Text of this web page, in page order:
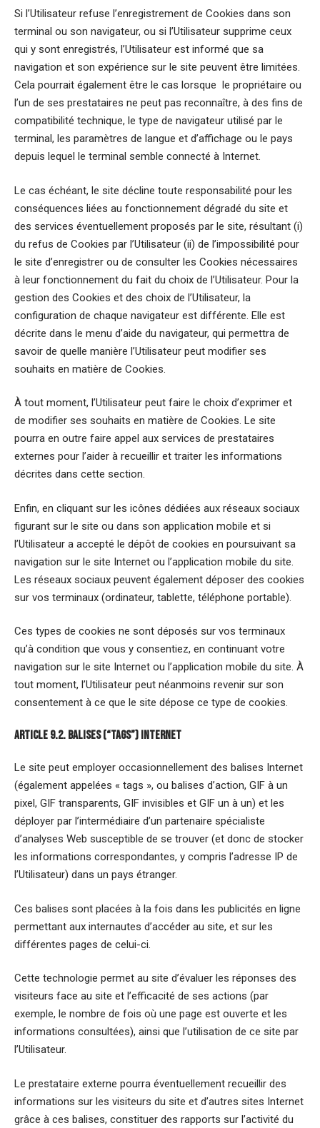
Si l’Utilisateur refuse l’enregistrement de Cookies dans son
terminal ou son navigateur, ou si l’Utilisateur supprime ceux
qui y sont enregistrés, l’Utilisateur est informé que sa
navigation et son expérience sur le site peuvent être limitées.
Cela pourrait également être le cas lorsque le propriétaire ou
l’un de ses prestataires ne peut pas reconnaître, à des fins de
compatibilité technique, le type de navigateur utilisé par le
terminal, les paramètres de langue et d’affichage ou le pays
depuis lequel le terminal semble connecté à Internet.
Le cas échéant, le site décline toute responsabilité pour les
conséquences liées au fonctionnement dégradé du site et
des services éventuellement proposés par le site, résultant (i)
du refus de Cookies par l’Utilisateur (ii) de l’impossibilité pour
le site d’enregistrer ou de consulter les Cookies nécessaires
à leur fonctionnement du fait du choix de l’Utilisateur. Pour la
gestion des Cookies et des choix de l’Utilisateur, la
configuration de chaque navigateur est différente. Elle est
décrite dans le menu d’aide du navigateur, qui permettra de
savoir de quelle manière l’Utilisateur peut modifier ses
souhaits en matière de Cookies.
À tout moment, l’Utilisateur peut faire le choix d’exprimer et
de modifier ses souhaits en matière de Cookies. Le site
pourra en outre faire appel aux services de prestataires
externes pour l’aider à recueillir et traiter les informations
décrites dans cette section.
Enfin, en cliquant sur les icônes dédiées aux réseaux sociaux
figurant sur le site ou dans son application mobile et si
l’Utilisateur a accepté le dépôt de cookies en poursuivant sa
navigation sur le site Internet ou l’application mobile du site.
Les réseaux sociaux peuvent également déposer des cookies
sur vos terminaux (ordinateur, tablette, téléphone portable).
Ces types de cookies ne sont déposés sur vos terminaux
qu’à condition que vous y consentiez, en continuant votre
navigation sur le site Internet ou l’application mobile du site. À
tout moment, l’Utilisateur peut néanmoins revenir sur son
consentement à ce que le site dépose ce type de cookies.
Article 9.2. BALISES (“TAGS”) INTERNET
Le site peut employer occasionnellement des balises Internet
(également appelées « tags », ou balises d’action, GIF à un
pixel, GIF transparents, GIF invisibles et GIF un à un) et les
déployer par l’intermédiaire d’un partenaire spécialiste
d’analyses Web susceptible de se trouver (et donc de stocker
les informations correspondantes, y compris l’adresse IP de
l’Utilisateur) dans un pays étranger.
Ces balises sont placées à la fois dans les publicités en ligne
permettant aux internautes d’accéder au site, et sur les
différentes pages de celui-ci.
Cette technologie permet au site d’évaluer les réponses des
visiteurs face au site et l’efficacité de ses actions (par
exemple, le nombre de fois où une page est ouverte et les
informations consultées), ainsi que l’utilisation de ce site par
l’Utilisateur.
Le prestataire externe pourra éventuellement recueillir des
informations sur les visiteurs du site et d’autres sites Internet
grâce à ces balises, constituer des rapports sur l’activité du